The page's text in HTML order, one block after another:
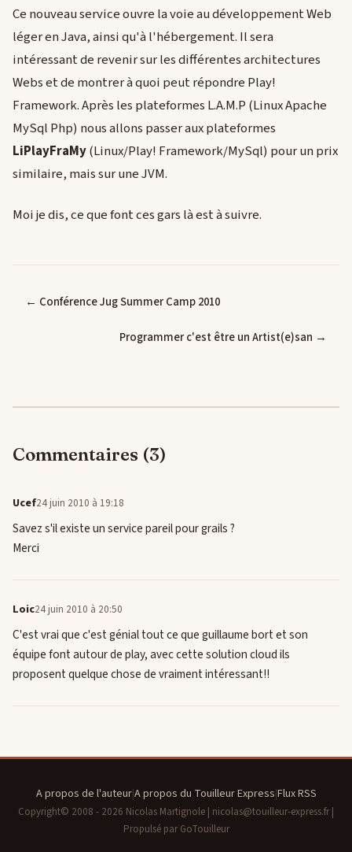
Ce nouveau service ouvre la voie au développement Web
léger en Java, ainsi qu'à l'hébergement. Il sera
intéressant de revenir sur les différentes architectures
Webs et de montrer à quoi peut répondre Play!
Framework. Après les plateformes L.A.M.P (Linux Apache
MySql Php) nous allons passer aux plateformes
LiPlayFraMy(Linux/Play! Framework/MySql) pour un prix
similaire, mais sur une JVM.
Moi je dis, ce que font ces gars là est à suivre.
← Conférence Jug Summer Camp 2010
Programmer c'est être un Artist(e)san →
Commentaires (3)
Ucef24 juin 2010 à 19:18
Savez s'il existe un service pareil pour grails ?
Merci
Loic24 juin 2010 à 20:50
C'est vrai que c'est génial tout ce que guillaume bort et son
équipe font autour de play, avec cette solution cloud ils
proposent quelque chose de vraiment intéressant!!
A propos de l'auteur|A propos du Touilleur Express|Flux RSS
Copyright© 2008 - 2026 Nicolas Martignole | nicolas@touilleur-express.fr |
Propulsé par GoTouilleur